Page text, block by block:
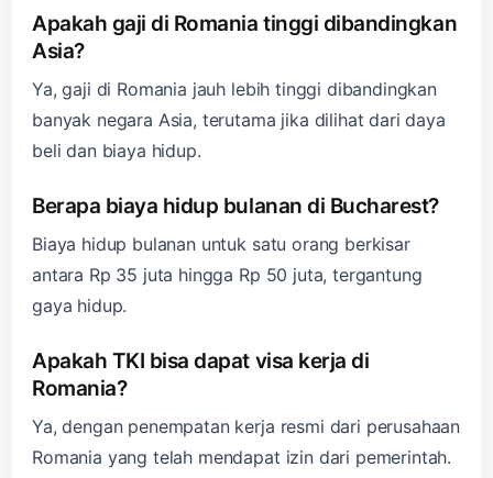
Apakah gaji di Romania tinggi dibandingkan
Asia?
Ya, gaji di Romania jauh lebih tinggi dibandingkan
banyak negara Asia, terutama jika dilihat dari daya
beli dan biaya hidup.
Berapa biaya hidup bulanan di Bucharest?
Biaya hidup bulanan untuk satu orang berkisar
antara Rp 35 juta hingga Rp 50 juta, tergantung
gaya hidup.
Apakah TKI bisa dapat visa kerja di
Romania?
Ya, dengan penempatan kerja resmi dari perusahaan
Romania yang telah mendapat izin dari pemerintah.